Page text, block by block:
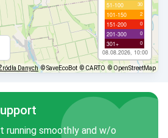
51-100 30
101-150 2
151-200 0
201-300 0
301+ 0
08.08.2026, 10:00
Danych © SaveEcoBot © CARTO © OpenStreetMap
running smoothly and w/o